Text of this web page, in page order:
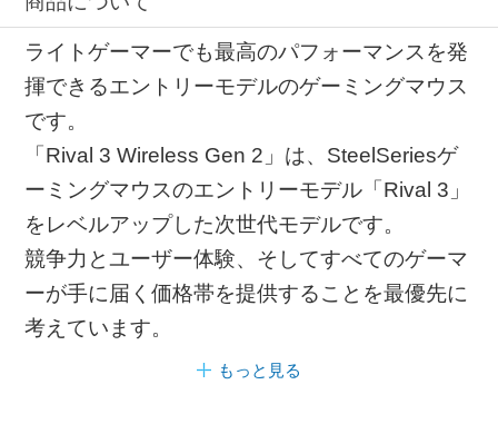
ライトゲーマーでも最高のパフォーマンスを発
揮できるエントリーモデルのゲーミングマウス
です。
「Rival 3 Wireless Gen 2」は、SteelSeriesゲ
ーミングマウスのエントリーモデル「Rival 3」
をレベルアップした次世代モデルです。
競争力とユーザー体験、そしてすべてのゲーマ
ーが手に届く価格帯を提供することを最優先に
考えています。
もっと見る